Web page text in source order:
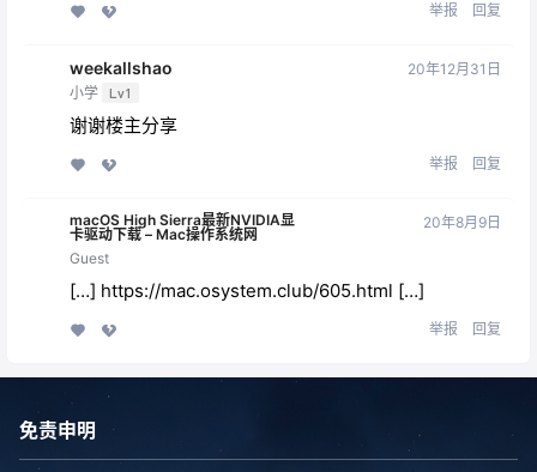
举报 回复
weekallshao
小学 Lv1
20年12月31日
谢谢楼主分享
举报 回复
macOS High Sierra最新NVIDIA显
卡驱动下载 – Mac操作系统网
Guest
20年8月9日
[…] https://mac.osystem.club/605.html […]
举报 回复
免责申明